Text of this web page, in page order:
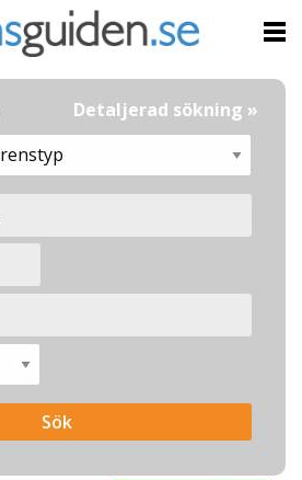
Detaljerad sökning »